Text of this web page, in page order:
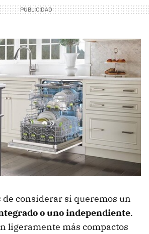
considerar si queremos un
o uno independiente.
ligeramente más compactos